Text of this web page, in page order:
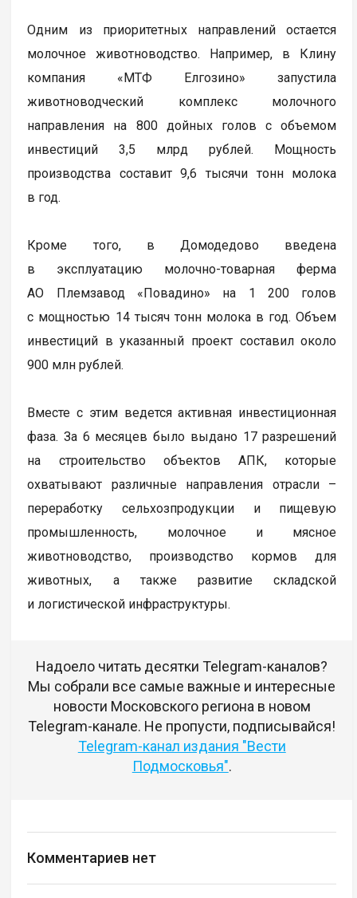
Одним из приоритетных направлений остается
молочное животноводство. Например, в Клину
компания «МТФ Елгозино» запустила
животноводческий комплекс молочного
направления на 800 дойных голов с объемом
инвестиций 3,5 млрд рублей. Мощность
производства составит 9,6 тысячи тонн молока
в год.
Кроме того, в Домодедово введена
в эксплуатацию молочно-товарная ферма
АО Племзавод «Повадино» на 1 200 голов
с мощностью 14 тысяч тонн молока в год. Объем
инвестиций в указанный проект составил около
900 млн рублей.
Вместе с этим ведется активная инвестиционная
фаза. За 6 месяцев было выдано 17 разрешений
на строительство объектов АПК, которые
охватывают различные направления отрасли –
переработку сельхозпродукции и пищевую
промышленность, молочное и мясное
животноводство, производство кормов для
животных, а также развитие складской
и логистической инфраструктуры.
Надоело читать десятки Telegram-каналов?
Мы собрали все самые важные и интересные
новости Московского региона в новом
Telegram-канале. Не пропусти, подписывайся!
Telegram-канал издания "Вести
Подмосковья".
Комментариев нет